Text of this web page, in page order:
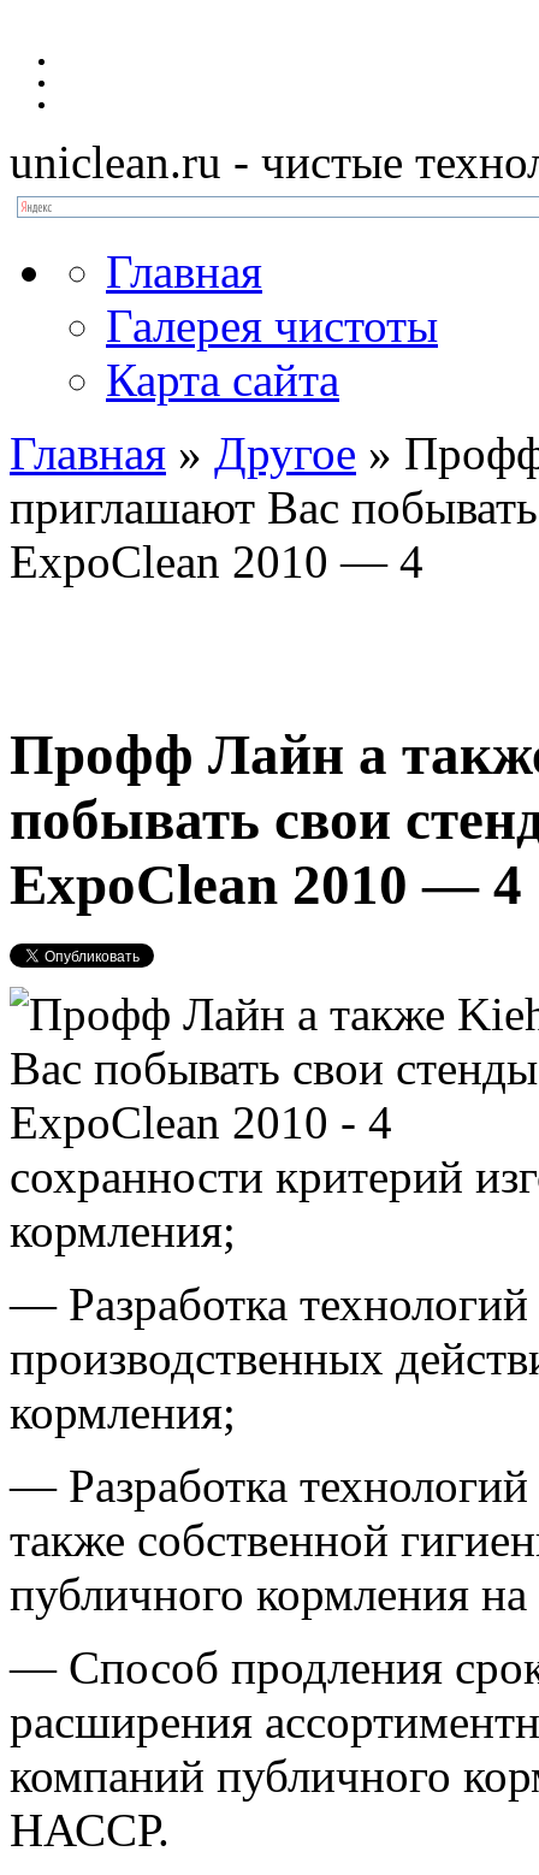
uniclean.ru - чистые
Главная
Галерея чистоты
Карта сайта
Главная » Другое »
приглашают Вас
ЕхpoClean 2010 — 4
Профф Лайн а
побывать свои
ЕхpoClean 2010 — 4
сохранности критерий
кормления;
— Разработка
производственных
кормления;
— Разработка
также собственной
публичного кормления
— Способ продления
расширения
компаний публичного
НАССР.